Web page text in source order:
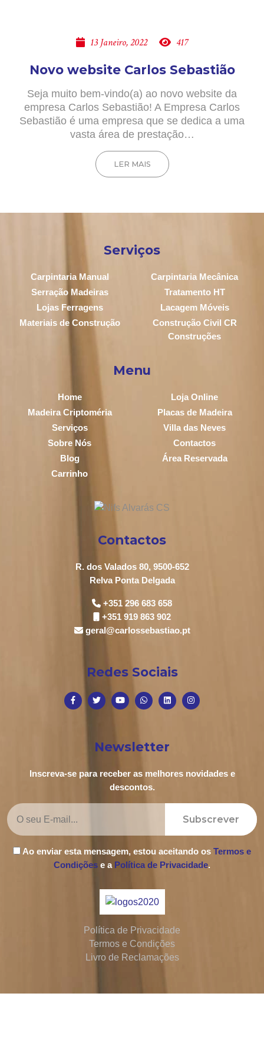
13 Janeiro, 2022 417
Novo website Carlos Sebastião
Seja muito bem-vindo(a) ao novo website da
empresa Carlos Sebastião! A Empresa Carlos
Sebastião é uma empresa que se dedica a uma
vasta área de prestação…
LER MAIS
Serviços
Carpintaria Manual
Carpintaria Mecânica
Serração Madeiras
Tratamento HT
Lojas Ferragens
Lacagem Móveis
Materiais de Construção
Construção Civil CR
Construções
Menu
Home
Loja Online
Madeira Criptoméria
Placas de Madeira
Serviços
Villa das Neves
Sobre Nós
Contactos
Blog
Área Reservada
Carrinho
Contactos
R. dos Valados 80, 9500-652
Relva Ponta Delgada
+351 296 683 658
+351 919 863 902
geral@carlossebastiao.pt
Redes Sociais
Newsletter
Inscreva-se para receber as melhores novidades e
descontos.
Subscrever
Ao enviar esta mensagem, estou aceitando os Termos e
Condições e a Política de Privacidade.
Política de Privacidade
Termos e Condições
Livro de Reclamações